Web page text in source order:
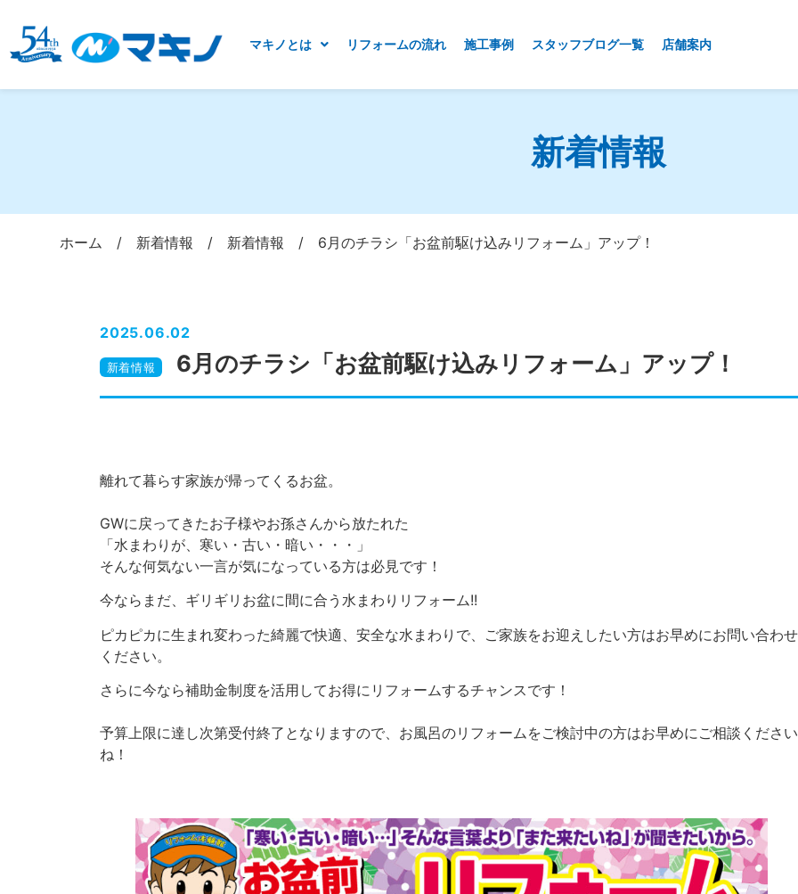
マキノとは リフォームの流れ 施工事例 スタッフブログ一覧 店舗案内
新着情報
ホーム / 新着情報 / 新着情報 / 6月のチラシ「お盆前駆け込みリフォーム」アップ！
2025.06.02
新着情報 6月のチラシ「お盆前駆け込みリフォーム」アップ！
離れて暮らす家族が帰ってくるお盆。
GWに戻ってきたお子様やお孫さんから放たれた
「水まわりが、寒い・古い・暗い・・・」
そんな何気ない一言が気になっている方は必見です！
今ならまだ、ギリギリお盆に間に合う水まわりリフォーム!!
ピカピカに生まれ変わった綺麗で快適、安全な水まわりで、ご家族をお迎えしたい方はお早めにお問い合わせ
ください。
さらに今なら補助金制度を活用してお得にリフォームするチャンスです！
予算上限に達し次第受付終了となりますので、お風呂のリフォームをご検討中の方はお早めにご相談ください
ね！